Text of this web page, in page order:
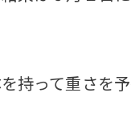
持って重さを